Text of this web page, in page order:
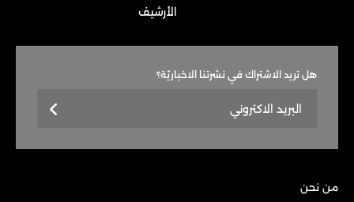
الأرشيف
هل تريد الاشتراك في نشرتنا الاخباريّة؟
من نحن